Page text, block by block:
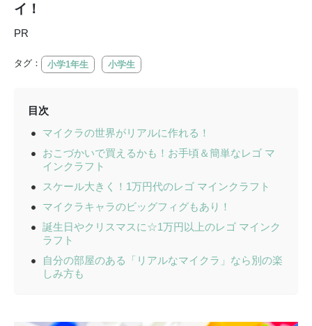
イ！
PR
タグ： 小学1年生 小学生
目次
マイクラの世界がリアルに作れる！
おこづかいで買えるかも！お手頃＆簡単なレゴ マ
インクラフト
スケール大きく！1万円代のレゴ マインクラフト
マイクラキャラのビッグフィグもあり！
誕生日やクリスマスに☆1万円以上のレゴ マインク
ラフト
自分の部屋のある「リアルなマイクラ」なら別の楽
しみ方も